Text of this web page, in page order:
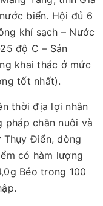
biển. Hội đủ 6
khí sạch – Nước
độ C – Sản
khai thác ở mức
tốt nhất).
thời địa lợi nhân
pháp chăn nuôi và
Điển, dòng
có hàm lượng
Béo trong 100